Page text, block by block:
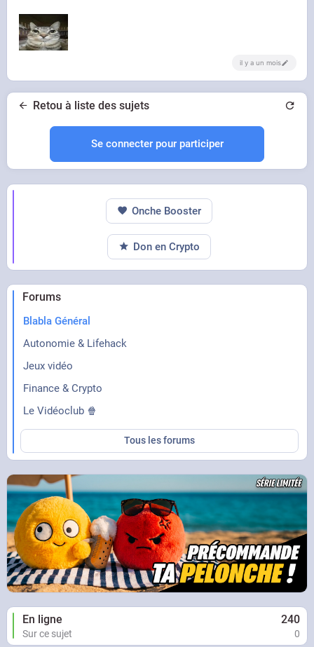
Je les hais
il y a un mois
Retou à liste des sujets
Se connecter pour participer
Forums
Blabla Général
Autonomie & Lifehack
Jeux vidéo
Finance & Crypto
Le Vidéoclub 🍿
Tous les forums
En ligne 240
Sur ce sujet 0
Onche Booster
Don en Crypto